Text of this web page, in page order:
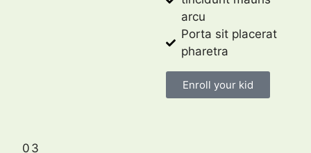
arcu
Porta sit placerat
pharetra
Enroll your kid
03